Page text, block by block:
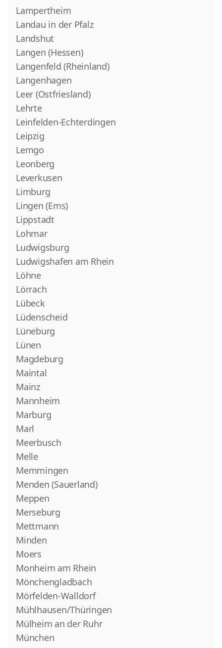
Lampertheim
Landau in der Pfalz
Landshut
Langen (Hessen)
Langenfeld (Rheinland)
Langenhagen
Leer (Ostfriesland)
Lehrte
Leinfelden-Echterdingen
Leipzig
Lemgo
Leonberg
Leverkusen
Limburg
Lingen (Ems)
Lippstadt
Lohmar
Ludwigsburg
Ludwigshafen am Rhein
Löhne
Lörrach
Lübeck
Lüdenscheid
Lüneburg
Lünen
Magdeburg
Maintal
Mainz
Mannheim
Marburg
Marl
Meerbusch
Melle
Memmingen
Menden (Sauerland)
Meppen
Merseburg
Mettmann
Minden
Moers
Monheim am Rhein
Mönchengladbach
Mörfelden-Walldorf
Mühlhausen/Thüringen
Mülheim an der Ruhr
München